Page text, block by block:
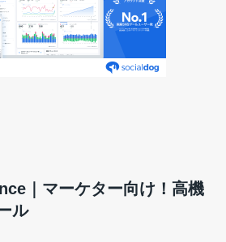
｜マーケター向け！高機
ル